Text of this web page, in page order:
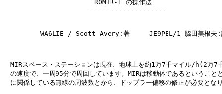
R0MIR-1 の操作法
--------------------
WA6LIE / Scott Avery:著　　　JE9PEL/1 脇田美根夫:
MIRスペース・ステーションは現在、地球上を約1万7千マイル/h(2万7
の速度で、一周95分で周回しています。MIRは移動体であるということ
に関係している無線の周波数とから、ドップラー偏移の修正が必要とな